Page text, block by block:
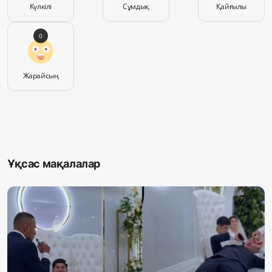
Күлкілі Сұмдық Қайғылы
Жарайсың
0
Ұқсас мақалалар